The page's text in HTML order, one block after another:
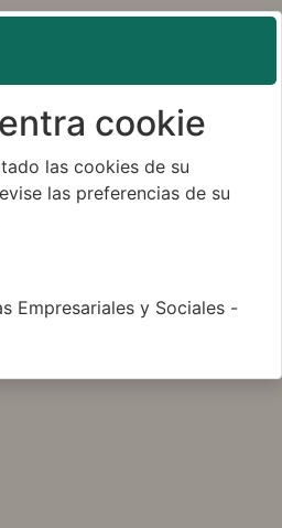
cookie
las cookies de su
las preferencias de su
Empresariales y Sociales -